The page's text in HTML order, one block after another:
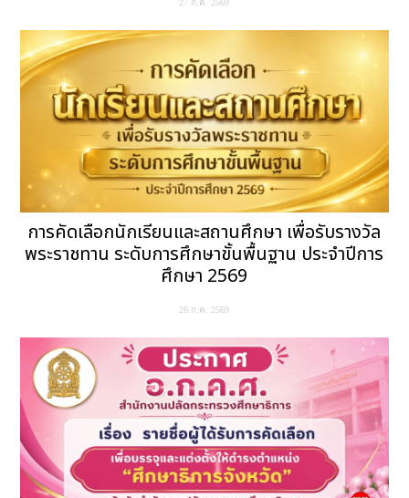
27 ก.ค. 2569
การคัดเลือกนักเรียนและสถานศึกษา เพื่อรับรางวัล
พระราชทาน ระดับการศึกษาขั้นพื้นฐาน ประจำปีการ
ศึกษา 2569
26 ก.ค. 2569